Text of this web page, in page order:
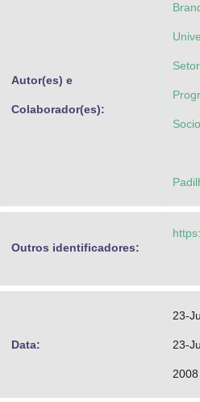
Autor(es) e
Colaborador(es):
Outros identificadores:
Data:
23-
23-
2008